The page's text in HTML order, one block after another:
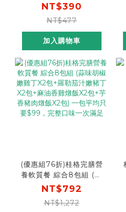
NT$390
NT$477
加入購物車
(優惠組76折)桂格完膳營
養軟質餐 綜合8包組 (蒜
味胡椒嫩雞丁X2包+羅勒
雞燉飯X2包+芋香豬肉燉
NT$792
NT$1,272